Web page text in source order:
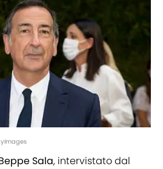
Sala, intervistato dal